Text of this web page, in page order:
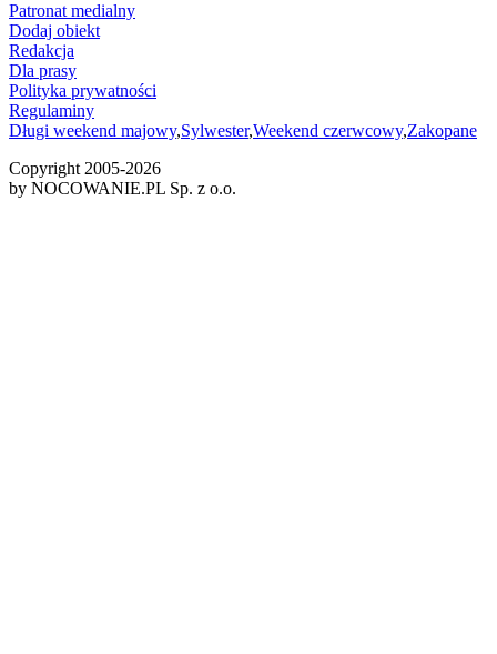
Patronat medialny
Dodaj obiekt
Redakcja
Dla prasy
Polityka prywatności
Regulaminy
Długi weekend majowy,Sylwester,Weekend czerwcowy,Zakopane
Copyright 2005-2026
by NOCOWANIE.PL Sp. z o.o.